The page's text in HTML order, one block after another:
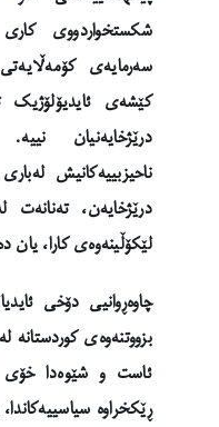
شکستخواردووی
سەرمایەی
کێشەی ئایدیۆلۆژیک
درێژخایەنیان
ناحیزبییەکانیش
درێژخایەن، تەنانەت
لێکۆڵینەوەی کارا، یان
چاوەڕوانیی دۆخی
بزووتنەوەی کوردستانە
ئاست و شێوەدا
ڕێکخراوە